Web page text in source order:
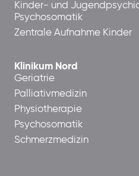
Kinder- und
Psychosomatik
Zentrale Aufnahme Kinder
Klinikum Nord
Geriatrie
Palliativmedizin
Physiotherapie
Psychosomatik
Schmerzmedizin